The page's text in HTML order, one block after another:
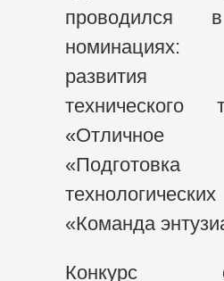
проводился
развития
технического
«Отличное
«Подготовка
«Команда
Конкурс